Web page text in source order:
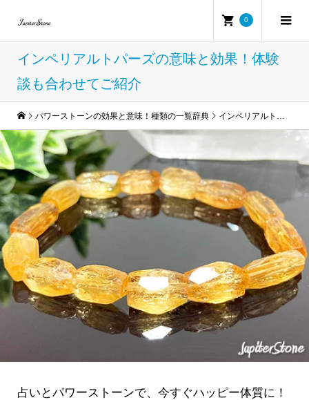
0
インペリアルトパーズの意味と効果！体験
談も合わせてご紹介
パワーストーンの効果と意味！種類の一覧辞典 インペリアルトパーズの意味と効果！体験談も合わせてご紹介
占いとパワーストーンで、今すぐハッピー体質に！